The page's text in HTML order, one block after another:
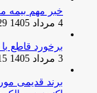
خبر مهم بیمه
4 مرداد 1405 22:29
برخورد قاطع
3 مرداد 1405 20:15